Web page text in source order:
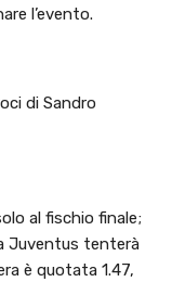
l’evento.
di Sandro
al fischio finale;
Juventus tenterà
è quotata 1.47,